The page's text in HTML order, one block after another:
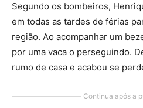
Segundo os bombeiros,
em todas as tardes de férias
região. Ao acompanhar um
por uma vaca o perseguindo.
rumo de casa e acabou se
Continua após a